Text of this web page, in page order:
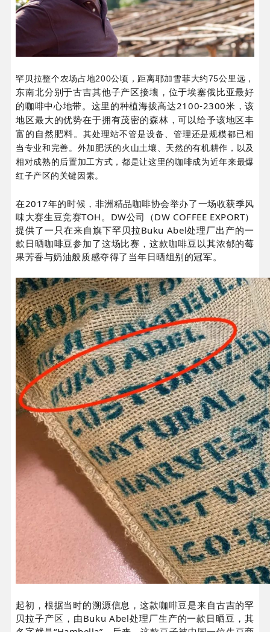
罕贝拉整个农场占地200公顷，距离耶加雪菲大约75公里远，
东南北分别于古吉其他子产区接壤， 位于埃塞俄比亚最好
的咖啡中心地带。这里的种植海拔高达2100-2300米，该
地区最大的优势在于拥有茂密的森林，可以给予该地区丰
富的自然肥料。
其处理站不管是设备、管理还是规模都已相
当专业和完善。外加肥沃的火山土壤、天然的有机耕作，以及
相对成熟的后置加工方式，都是让这里的咖啡成为近年来最爆
红子产区的关键因素。
在2017年的时候，非洲精品咖啡协会举办了一场收获季风
味大赛生豆竞赛TOH。DW公司（DW COFFEE EXPORT）
提供了一只在来自旗下罕贝拉Buku Abel处理厂出产的一
款日晒咖啡豆参加了这场比赛，这款咖啡豆以其浓郁的莓
果芳香与奶油般质感夺得了当年日晒组别的冠军。
起初，根据当时的溯源信息，这款咖啡豆是来自古吉的罕
贝拉子产区，由Buku Abel处理厂生产的一款日晒豆，其